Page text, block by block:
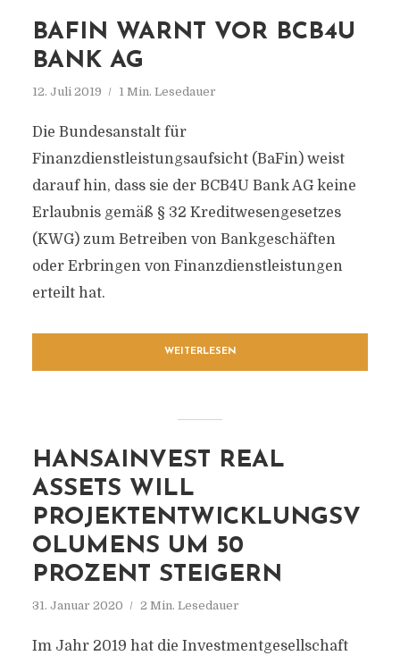
BAFIN WARNT VOR BCB4U
BANK AG
12. Juli 2019 1 Min. Lesedauer
Die Bundesanstalt für
Finanzdienstleistungsaufsicht (BaFin) weist
darauf hin, dass sie der BCB4U Bank AG keine
Erlaubnis gemäß § 32 Kreditwesengesetzes
(KWG) zum Betreiben von Bankgeschäften
oder Erbringen von Finanzdienstleistungen
erteilt hat.
WEITERLESEN
HANSAINVEST REAL
ASSETS WILL
PROJEKTENTWICKLUNGSV
OLUMENS UM 50
PROZENT STEIGERN
31. Januar 2020 2 Min. Lesedauer
Im Jahr 2019 hat die Investmentgesellschaft